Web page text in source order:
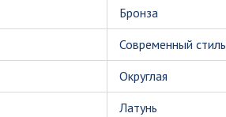
Бронза
Современный стиль
Округлая
Латунь